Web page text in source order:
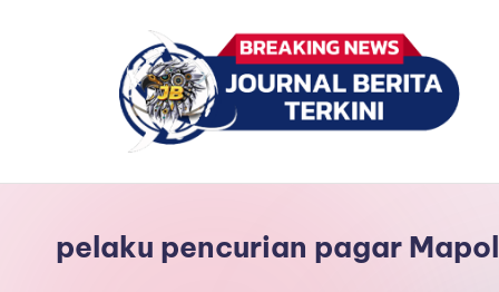
J
r
pelaku pencurian pagar